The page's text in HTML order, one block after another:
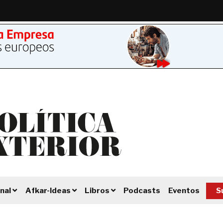
Afkar-Ideas Libros Podcasts Eventos